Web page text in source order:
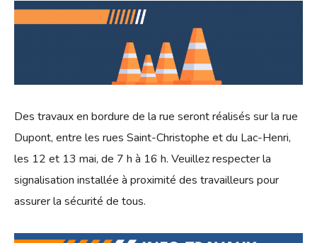
Des travaux en bordure de la rue seront réalisés sur la rue
Dupont, entre les rues Saint-Christophe et du Lac-Henri,
les 12 et 13 mai, de 7 h à 16 h. Veuillez respecter la
signalisation installée à proximité des travailleurs pour
assurer la sécurité de tous.